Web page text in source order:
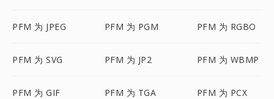
PFM 为 JPEG PFM 为 PGM PFM 为 RGBO
PFM 为 SVG PFM 为 JP2 PFM 为 WBMP
PFM 为 GIF PFM 为 TGA PFM 为 PCX